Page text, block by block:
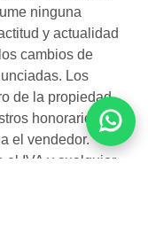
ninguna
y actualidad
cambios de
Los
de la propiedad
honorarios,
el vendedor.
el IVA y cualquier